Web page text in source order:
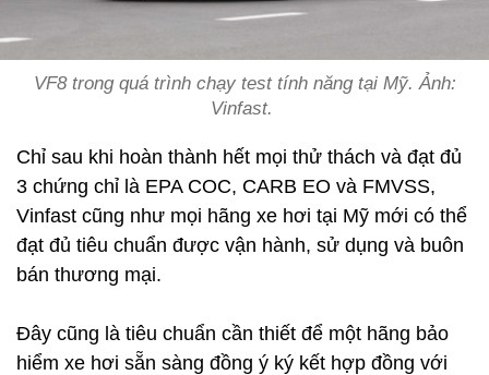
VF8 trong quá trình chạy test tính năng tại Mỹ. Ảnh:
Vinfast.
Chỉ sau khi hoàn thành hết mọi thử thách và đạt đủ
3 chứng chỉ là EPA COC, CARB EO và FMVSS,
Vinfast cũng như mọi hãng xe hơi tại Mỹ mới có thể
đạt đủ tiêu chuẩn được vận hành, sử dụng và buôn
bán thương mại.
Đây cũng là tiêu chuẩn cần thiết để một hãng bảo
hiểm xe hơi sẵn sàng đồng ý ký kết hợp đồng với